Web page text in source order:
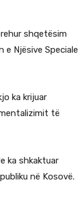
shqetësim
Njësive Speciale
ka krijuar
të
ka shkaktuar
në Kosovë.